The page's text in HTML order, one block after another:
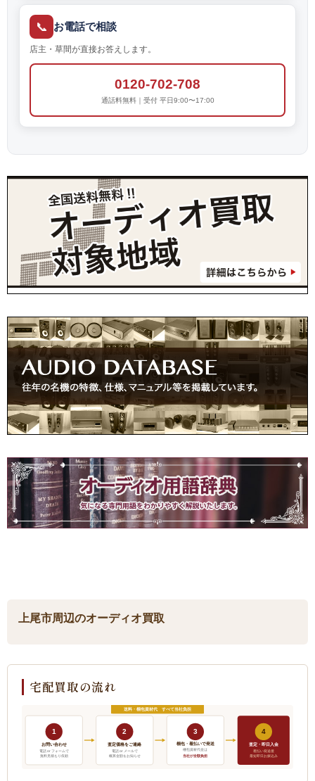
📞 お電話で相談
店主・草間が直接お答えします。
0120-702-708
通話料無料｜受付 平日9:00〜17:00
上尾市周辺のオーディオ買取
宅配買取の流れ
送料・梱包資材代 すべて当社負担
1
お問い合わせ
電話 or フォームで
無料見積もり依頼
2
査定価格をご連絡
電話 or メールで
概算金額をお知らせ
3
梱包・着払いで発送
梱包資材代金は
当社が全額負担
4
査定・即日入金
着払い発送後
最短即日お振込み